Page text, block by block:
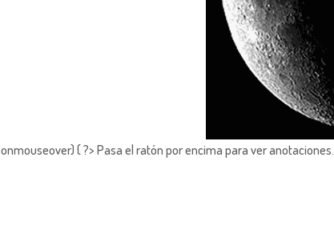
onmouseover) { ?> Pasa el ratón por encima para ver anotaciones.